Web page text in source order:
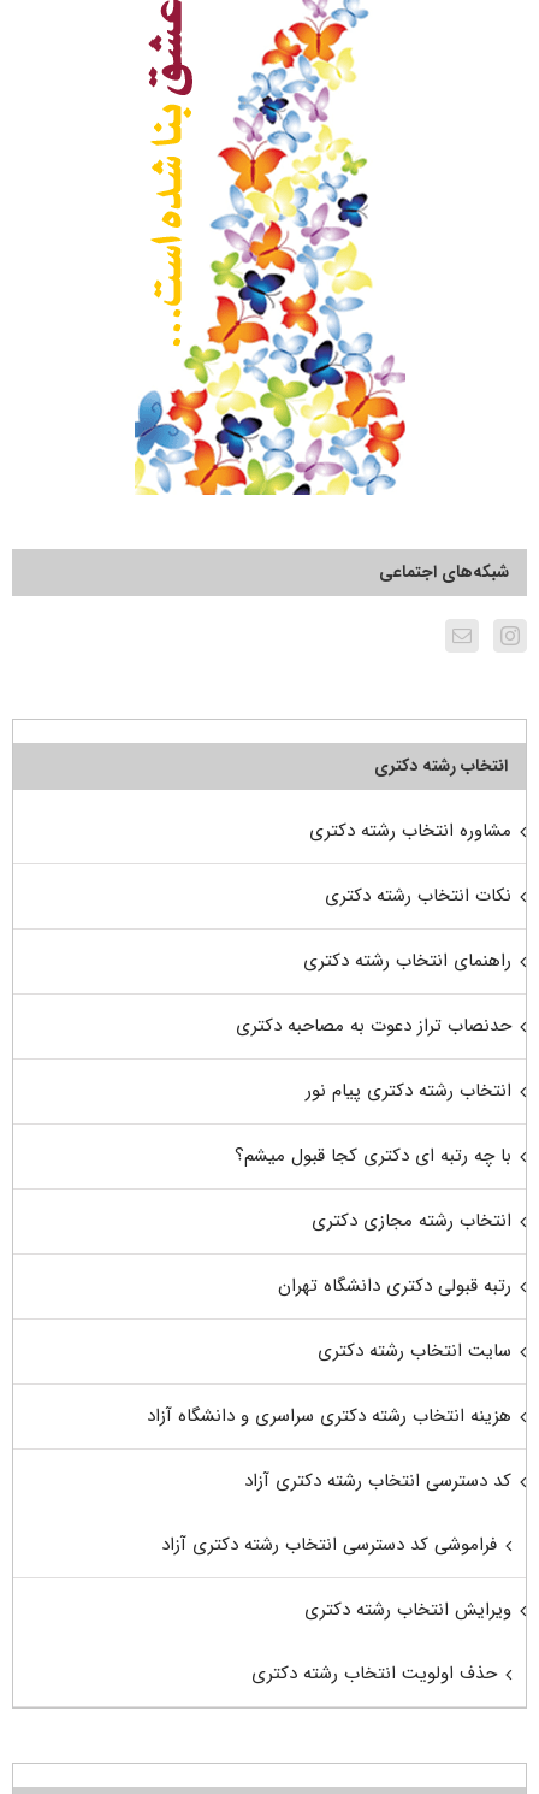
شبکه‌های اجتماعی
انتخاب رشته دکتری
مشاوره انتخاب رشته دکتری
نکات انتخاب رشته دکتری
راهنمای انتخاب رشته دکتری
حدنصاب تراز دعوت به مصاحبه دکتری
انتخاب رشته دکتری پیام نور
با چه رتبه ای دکتری کجا قبول میشم؟
انتخاب رشته مجازی دکتری
رتبه قبولی دکتری دانشگاه تهران
سایت انتخاب رشته دکتری
هزینه انتخاب رشته دکتری سراسری و دانشگاه آزاد
کد دسترسی انتخاب رشته دکتری آزاد
فراموشی کد دسترسی انتخاب رشته دکتری آزاد
ویرایش انتخاب رشته دکتری
حذف اولویت انتخاب رشته دکتری